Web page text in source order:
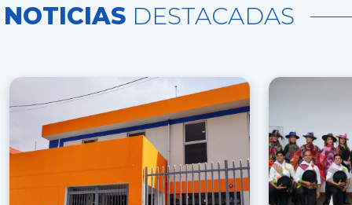
NOTICIAS DESTACADAS